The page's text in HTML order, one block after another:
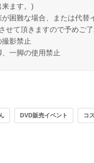
ます。)
が困難な場合、または代
せて頂きますので予めご了
撮影禁止
、一脚の使用禁止
DVD販売イベント コ